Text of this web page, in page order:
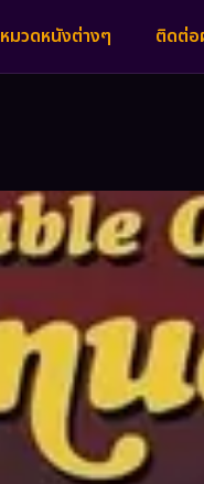
หมวดหนังต่างๆ ติดต่